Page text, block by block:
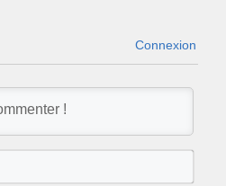
Connexion
N